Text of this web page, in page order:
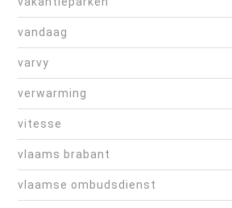
vandaag
varvy
verwarming
vitesse
vlaams brabant
vlaamse ombudsdienst